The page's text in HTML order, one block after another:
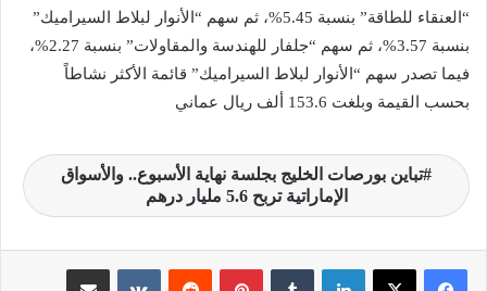
“العنقاء للطاقة” بنسبة 5.45%، ثم سهم “الأنوار لبلاط السيراميك”
بنسبة 3.57%، ثم سهم “جلفار للهندسة والمقاولات” بنسبة 2.27%،
فيما تصدر سهم “الأنوار لبلاط السيراميك” قائمة الأكثر نشاطاً
بحسب القيمة وبلغت 153.6 ألف ريال عماني
تباين بورصات الخليج بجلسة نهاية الأسبوع.. والأسواق
الإماراتية تربح 5.6 مليار درهم
لينكدإن بينتيريست